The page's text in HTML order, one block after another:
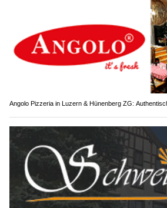
Angolo Pizzeria in Luzern & Hünenberg ZG: